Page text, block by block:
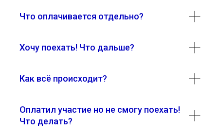
Что оплачивается отдельно?
Хочу поехать! Что дальше?
Как всё происходит?
Оплатил участие но не смогу поехать!
Что делать?